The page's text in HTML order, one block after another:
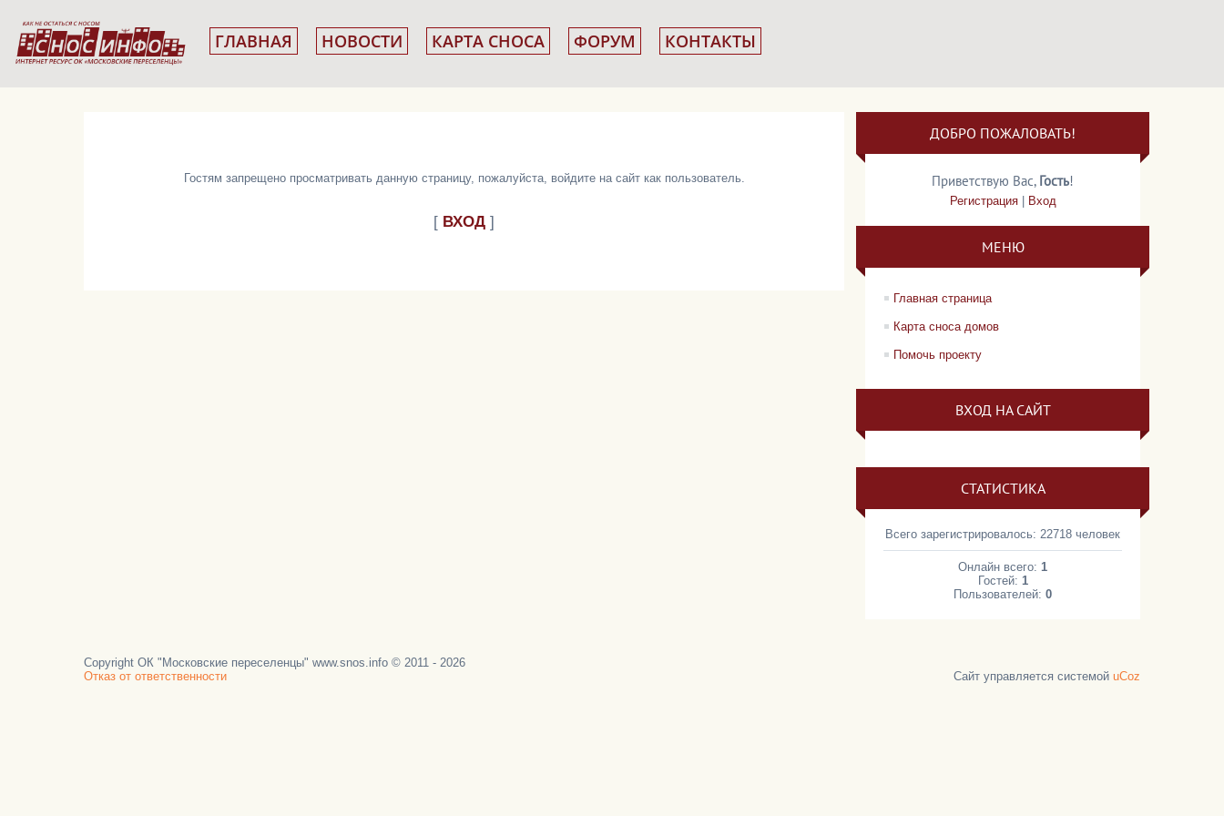
ГЛАВНАЯ НОВОСТИ КАРТА СНОСА ФОРУМ КОНТАКТЫ
Гостям запрещено просматривать данную страницу, пожалуйста, войдите на сайт как пользователь.
[ ВХОД ]
ДОБРО ПОЖАЛОВАТЬ!
Приветствую Вас, Гость!
Регистрация| Вход
МЕНЮ
Главная страница
Карта сноса домов
Помочь проекту
ВХОД НА САЙТ
СТАТИСТИКА
Всего зарегистрировалось: 22718 человек
Онлайн всего:1
Гостей: 1
Пользователей:0
Copyright ОК "Московские переселенцы" www.snos.info © 2011 - 2026
Отказ от ответственности
Сайт управляется системой uCoz